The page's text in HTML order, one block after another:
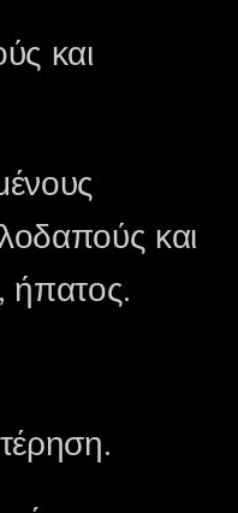
και
και
ήπατος.